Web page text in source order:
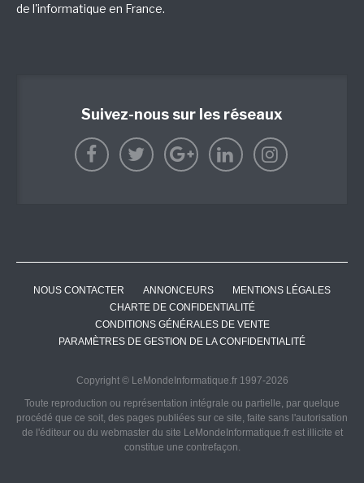
de l'informatique en France.
Suivez-nous sur les réseaux
NOUS CONTACTER ANNONCEURS
MENTIONS LÉGALES
CHARTE DE CONFIDENTIALITÉ
CONDITIONS GÉNÉRALES DE VENTE
PARAMÈTRES DE GESTION DE LA CONFIDENTIALITÉ
Copyright © LeMondeInformatique.fr 1997-2026
Toute reproduction ou représentation intégrale ou partielle, par quelque
procédé que ce soit, des pages publiées sur ce site, faite sans l'autorisation
de l'éditeur ou du webmaster du site LeMondeInformatique.fr est illicite et
constitue une contrefaçon.